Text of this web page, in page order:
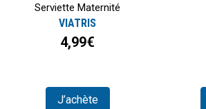
Serviette Maternité
VIATRIS
4,99€
J’achète